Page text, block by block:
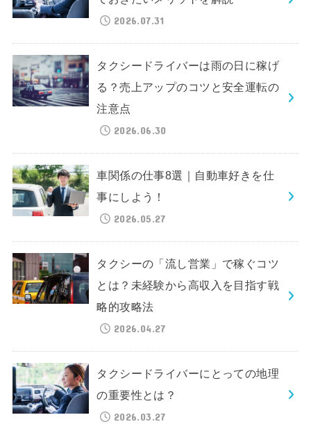
2026.07.31
タクシードライバーは雨の日に稼げ
る？売上アップのコツと安全運転の
注意点
2026.06.30
車関係の仕事8選｜自動車好きを仕
事にしよう！
2026.05.27
タクシーの「流し営業」で稼ぐコツ
とは？未経験から高収入を目指す戦
略的攻略法
2026.04.27
タクシードライバーにとっての地理
の重要性とは？
2026.03.27